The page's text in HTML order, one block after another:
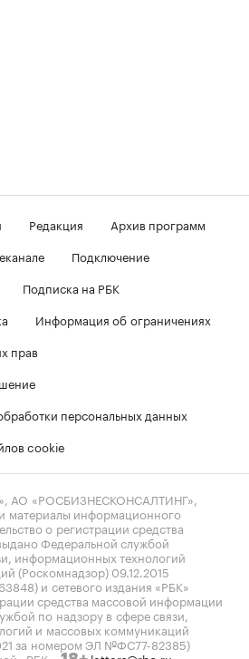
Редакция
Архив программ
Подключение
Подписка на РБК
Информация об ограничениях
прав
персональных данных
cookie
АО «РОСБИЗНЕСКОНСАЛТИНГ»,
материалы информационного
о регистрации средства
Федеральной службой
информационных технологий
(Роскомнадзор) 09.12.2015
и сетевого издания «РБК»
средства массовой информации
по надзору в сфере связи,
и массовых коммуникаций
за номером ЭЛ №ФС77-82385)